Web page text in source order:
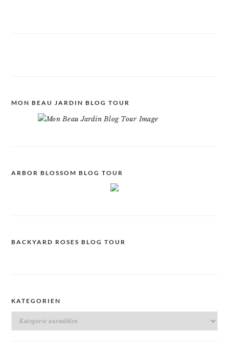
MON BEAU JARDIN BLOG TOUR
ARBOR BLOSSOM BLOG TOUR
BACKYARD ROSES BLOG TOUR
KATEGORIEN
Kategorien